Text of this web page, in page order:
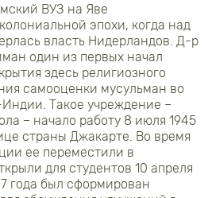
ВУЗ на Яве
эпохи, когда над
власть Нидерландов. Д-р
один из первых начал
здесь религиозного
самооценки мусульман во
Такое учреждение –
– начало работу 8 июля 1945
страны Джакарте. Во время
ее переместили в
для студентов 10 апреля
года был сформирован